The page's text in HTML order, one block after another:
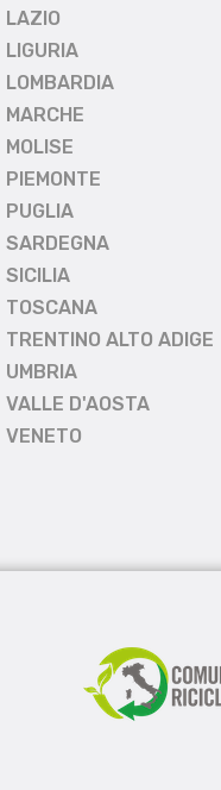
LAZIO
LIGURIA
LOMBARDIA
MARCHE
MOLISE
PIEMONTE
PUGLIA
SARDEGNA
SICILIA
TOSCANA
TRENTINO ALTO ADIGE
UMBRIA
VALLE D'AOSTA
VENETO